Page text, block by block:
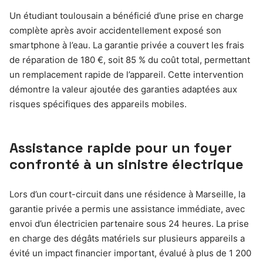
Un étudiant toulousain a bénéficié d’une prise en charge
complète après avoir accidentellement exposé son
smartphone à l’eau. La garantie privée a couvert les frais
de réparation de 180 €, soit 85 % du coût total, permettant
un remplacement rapide de l’appareil. Cette intervention
démontre la valeur ajoutée des garanties adaptées aux
risques spécifiques des appareils mobiles.
Assistance rapide pour un foyer
confronté à un sinistre électrique
Lors d’un court-circuit dans une résidence à Marseille, la
garantie privée a permis une assistance immédiate, avec
envoi d’un électricien partenaire sous 24 heures. La prise
en charge des dégâts matériels sur plusieurs appareils a
évité un impact financier important, évalué à plus de 1 200